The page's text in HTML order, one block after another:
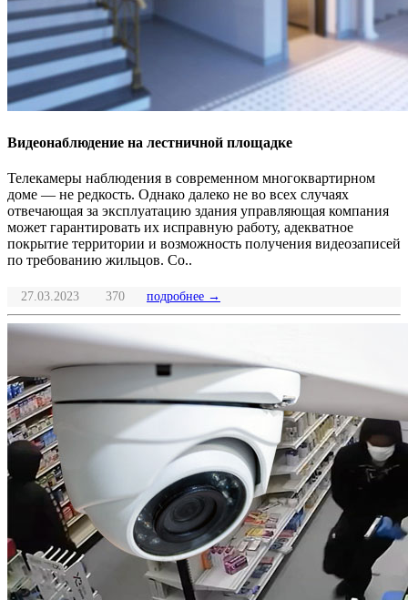
Видеонаблюдение на лестничной площадке
Телекамеры наблюдения в современном многоквартирном
доме — не редкость. Однако далеко не во всех случаях
отвечающая за эксплуатацию здания управляющая компания
может гарантировать их исправную работу, адекватное
покрытие территории и возможность получения видеозаписей
по требованию жильцов. Со..
27.03.2023 370 подробнее →